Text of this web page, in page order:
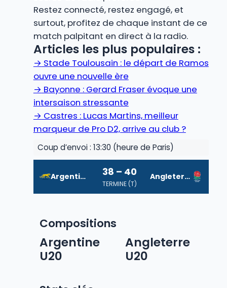
Restez connecté, restez engagé, et
surtout, profitez de chaque instant de ce
match palpitant en direct à la radio.
Articles les plus populaires :
→ Stade Toulousain : le départ de Ramos
ouvre une nouvelle ère
→ Bayonne : Gerard Fraser évoque une
intersaison stressante
→ Castres : Lucas Martins, meilleur
marqueur de Pro D2, arrive au club ?
Coup d’envoi : 13:30 (heure de Paris)
Argentine U20 38 – 40
TERMINE (T)
Angleterre U20
Compositions
Argentine
U20
Angleterre
U20